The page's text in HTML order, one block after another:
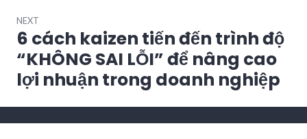
NEXT
Next
post:
6 cách kaizen tiến đến trình độ
“KHÔNG SAI LỖI” để nâng cao
lợi nhuận trong doanh nghiệp